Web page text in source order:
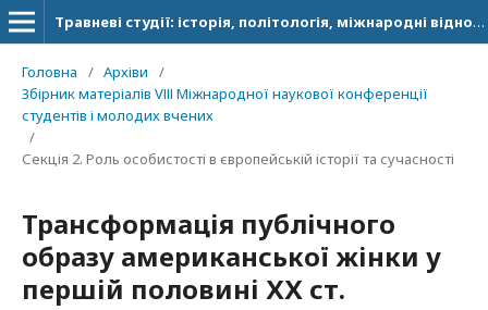
Травневі студії: історія, політологія, міжнародні відносини
Головна / Архіви
/
Збірник матеріалів VІІІ Міжнародної наукової конференції
студентів і молодих вчених
/
Секція 2. Роль особистості в європейській історії та сучасності
Трансформація публічного
образу американської жінки у
першій половині ХХ ст.